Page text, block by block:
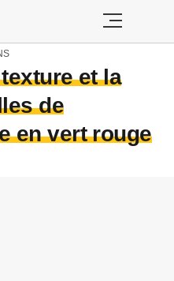
et la
de
en vert rouge